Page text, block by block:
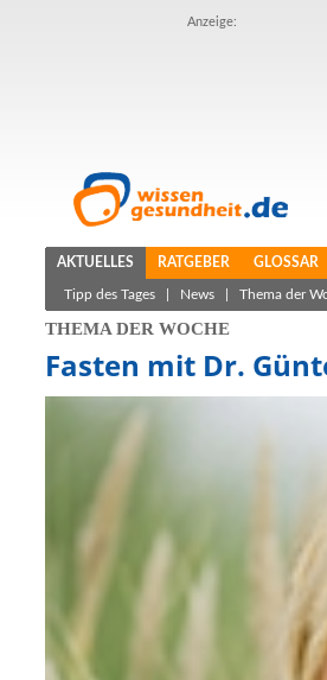
Anzeige:
AKTUELLES RATGEBER GLOSSAR
Tipp des Tages News Thema der
THEMA DER WOCHE
Fasten mit Dr.